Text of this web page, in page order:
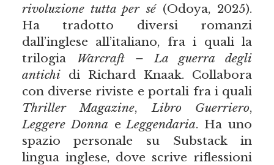
rivoluzione tutta per sé(Odoya, 2025).
Ha tradotto diversi romanzi
dall’inglese all’italiano, fra i quali la
trilogia Warcraft – La guerra degli
antichidi Richard Knaak. Collabora
con diverse riviste e portali fra i quali
Thriller Magazine,Libro Guerriero,
Leggere Donna eLeggendaria. Ha uno
spazio personale su Substack in
lingua inglese, dove scrive riflessioni